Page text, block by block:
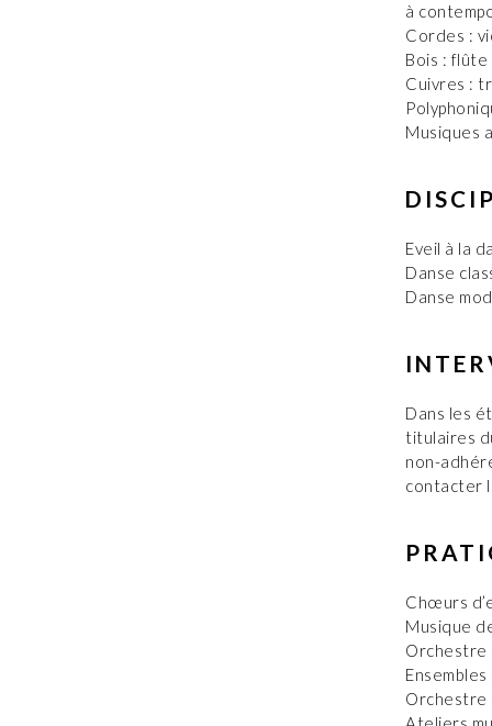
à
Cordes :
Bois :
Cuivres :
Musiques
Eveil à la
Danse
Danse
Dans les
titulaires
non-
contacter
Chœurs
Musique
Orchestre
Orchestre